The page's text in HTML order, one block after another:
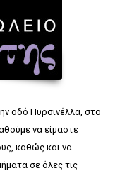
οδό Πυρσινέλλα, στο
να είμαστε
καθώς και να
σε όλες τις